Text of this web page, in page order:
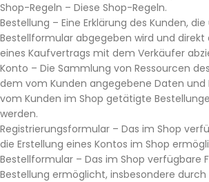
Shop-Regeln – Diese Shop-Regeln.
Bestellung – Eine Erklärung des Kunden,
Bestellformular abgegeben wird und direkt
eines Kaufvertrags mit dem Verkäufer
Konto – Die Sammlung von Ressourcen
dem vom Kunden angegebene Daten
vom Kunden im Shop getätigte
werden.
Registrierungsformular – Das im Shop
die Erstellung eines Kontos im Shop
Bestellformular – Das im Shop verfügbare
Bestellung ermöglicht, insbesondere